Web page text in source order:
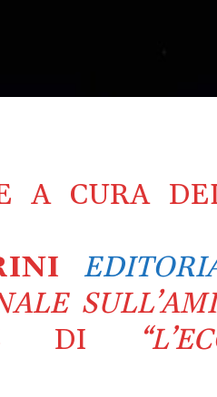
A CURA
DI